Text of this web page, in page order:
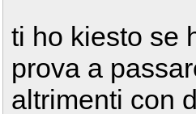
ti ho kiesto se
prova a
altrimenti con